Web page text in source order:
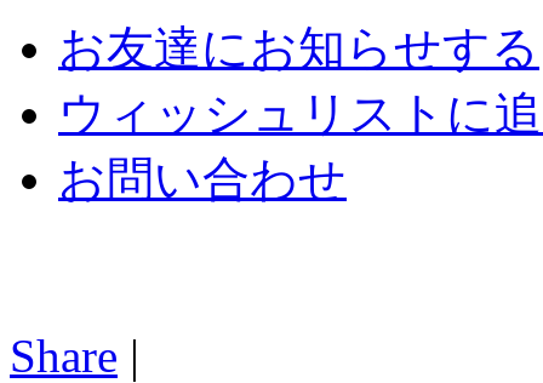
お友達にお知らせする
ウィッシュリストに
お問い合わせ
Share |